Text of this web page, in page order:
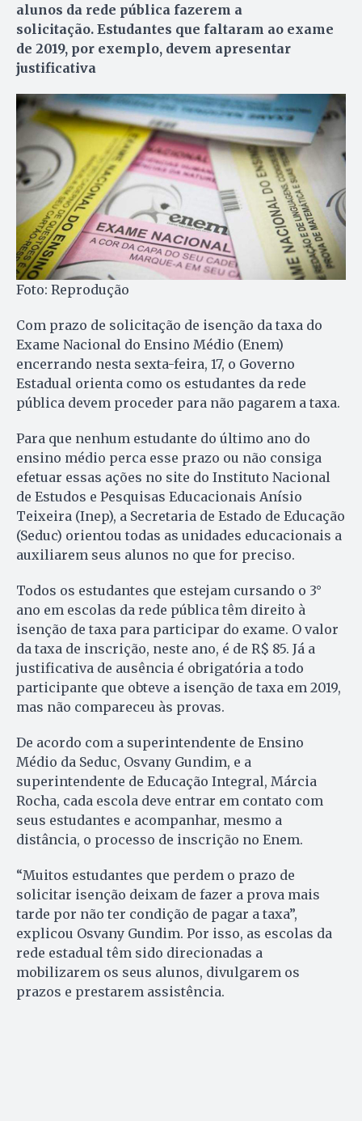
alunos da rede pública fazerem a
solicitação. Estudantes que faltaram ao exame
de 2019, por exemplo, devem apresentar
justificativa
Foto: Reprodução
Com prazo de solicitação de isenção da taxa do
Exame Nacional do Ensino Médio (Enem)
encerrando nesta sexta-feira, 17, o Governo
Estadual orienta como os estudantes da rede
pública devem proceder para não pagarem a taxa.
Para que nenhum estudante do último ano do
ensino médio perca esse prazo ou não consiga
efetuar essas ações no site do Instituto Nacional
de Estudos e Pesquisas Educacionais Anísio
Teixeira (Inep), a Secretaria de Estado de Educação
(Seduc) orientou todas as unidades educacionais a
auxiliarem seus alunos no que for preciso.
Todos os estudantes que estejam cursando o 3°
ano em escolas da rede pública têm direito à
isenção de taxa para participar do exame. O valor
da taxa de inscrição, neste ano, é de R$ 85. Já a
justificativa de ausência é obrigatória a todo
participante que obteve a isenção de taxa em 2019,
mas não compareceu às provas.
De acordo com a superintendente de Ensino
Médio da Seduc, Osvany Gundim, e a
superintendente de Educação Integral, Márcia
Rocha, cada escola deve entrar em contato com
seus estudantes e acompanhar, mesmo a
distância, o processo de inscrição no Enem.
“Muitos estudantes que perdem o prazo de
solicitar isenção deixam de fazer a prova mais
tarde por não ter condição de pagar a taxa”,
explicou Osvany Gundim. Por isso, as escolas da
rede estadual têm sido direcionadas a
mobilizarem os seus alunos, divulgarem os
prazos e prestarem assistência.